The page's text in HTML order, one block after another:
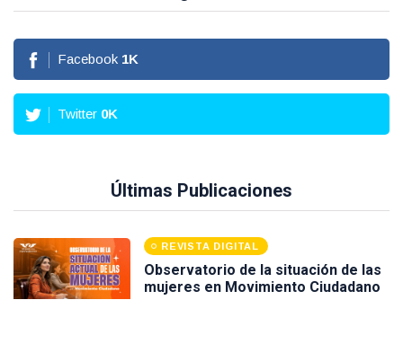
Facebook 1K
Twitter 0K
Últimas Publicaciones
REVISTA DIGITAL
Observatorio de la situación de las
mujeres en Movimiento Ciudadano